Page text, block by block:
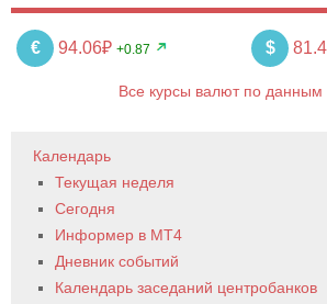
€ 94.06₽ +0.87 $
Все курсы валют по
Календарь
Текущая неделя
Сегодня
Информер в MT4
Дневник событий
Календарь заседаний центробанков